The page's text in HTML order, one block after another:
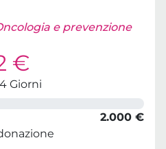
e prevenzione
€
Giorni
2.000 €